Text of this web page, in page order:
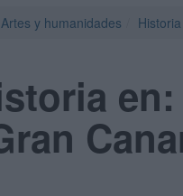
Artes y humanidades Historia